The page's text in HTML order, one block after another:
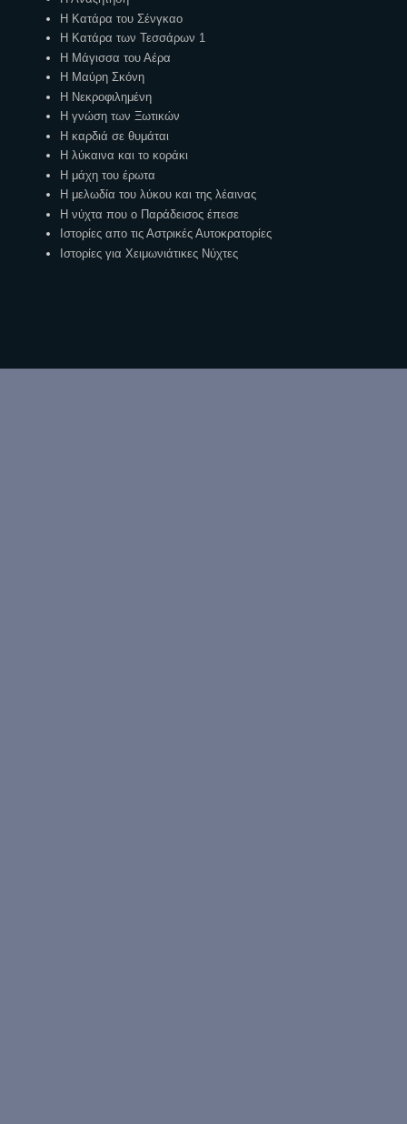
Η Κατάρα του Σένγκαο
Η Κατάρα των Τεσσάρων 1
Η Μάγισσα του Αέρα
Η Μαύρη Σκόνη
Η Νεκροφιλημένη
Η γνώση των Ξωτικών
Η καρδιά σε θυμάται
Η λύκαινα και το κοράκι
Η μάχη του έρωτα
Η μελωδία του λύκου και της λέαινας
Η νύχτα που ο Παράδεισος έπεσε
Ιστορίες απο τις Αστρικές Αυτοκρατορίες
Ιστορίες για Χειμωνιάτικες Νύχτες